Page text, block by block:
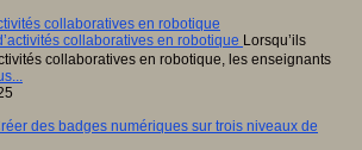
collaboratives en robotique
Lorsqu’ils
collaboratives en robotique, les enseignants
des badges numériques sur trois niveaux de